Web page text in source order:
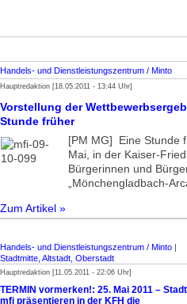
Handels- und Dienstleistungszentrum / Minto
Hauptredaktion [18.05.2011 - 13:44 Uhr]
Vorstellung der
Stunde früher
[PM MG] Eine Stunde
Mai, in der Kaiser-
Bürgerinnen und
„Mönchengladbach-
Zum Artikel »
Handels- und Dienstleistungszentrum / Minto |
Stadtmitte, Altstadt, Oberstadt
Hauptredaktion [11.05.2011 - 22:06 Uhr]
TERMIN vormerken!: 25. Mai 2011 –
mfi präsentieren in der KFH die